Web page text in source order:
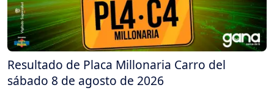
Resultado de Placa Millonaria Carro del
sábado 8 de agosto de 2026